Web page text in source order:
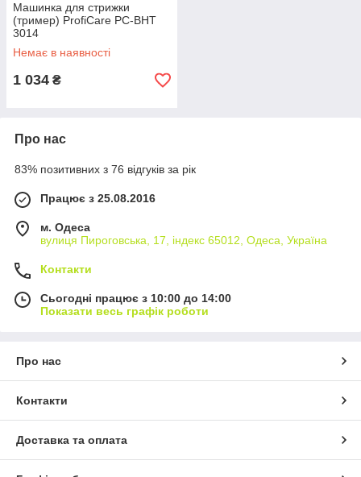
Машинка для стрижки
(тример) ProfiCare PC-BHT
3014
Немає в наявності
1 034 ₴
Про нас
83% позитивних з 76 відгуків за рік
Працює з 25.08.2016
м. Одеса
вулиця Пироговська, 17, індекс 65012, Одеса, Україна
Контакти
Сьогодні працює з 10:00 до 14:00
Показати весь графік роботи
Про нас
Контакти
Доставка та оплата